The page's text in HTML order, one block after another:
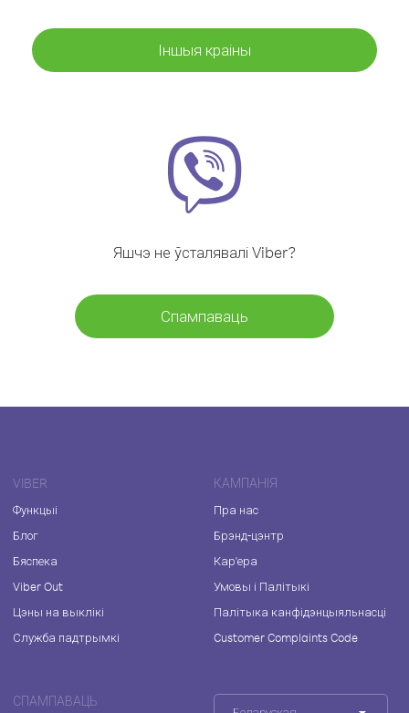
Іншыя краіны
Яшчэ не ўсталявалі Viber?
Спампаваць
VIBER
Функцыі
Блог
Бяспека
Viber Out
Цэны на выклікі
Служба падтрымкі
КАМПАНІЯ
Пра нас
Брэнд-цэнтр
Кар'ера
Умовы і Палітыкі
Палітыка канфідэнцыяльнасці
Customer Complaints Code
СПАМПАВАЦЬ